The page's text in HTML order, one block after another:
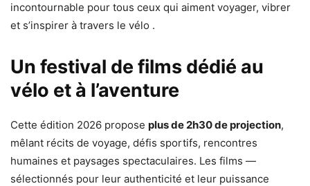
incontournable pour tous ceux qui aiment voyager, vibrer
et s’inspirer à travers le vélo .
Un festival de films dédié au
vélo et à l’aventure
Cette édition 2026 propose plus de 2h30 de projection,
mêlant récits de voyage, défis sportifs, rencontres
humaines et paysages spectaculaires. Les films —
sélectionnés pour leur authenticité et leur puissance